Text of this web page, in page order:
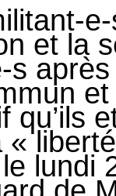
et la
s
qu’ils
«
lundi